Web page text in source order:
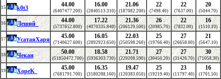
15 k0t3 44.00
(6407477.200)
16.00
(2840513.310)
21.06
(187082.200)
22
(7498.40)
22
(7637.00)
20
(5044.70)
16 Леший_ 44.00
(5737652.800)
17.22
(4070335.840)
21.36
(206129.500)
26
(20985.70)
22
(7832.00)
16
(1510.10)
17 УсатаяХаря 45.00
(7140627.600)
16.05
(2892923.650)
22.03
(250598.260)
25
(19766.40)
27
(26658.00)
21
(5647.10)
18 Чекан 50.00
(51850472.700)
18.58
(5936303.730)
21.71
(229208.590)
27
(30450.20)
27
(31426.70)
30
(71058.30)
19 XopeK_ 45.00
(7681791.700)
16.35
(3180288.160)
19.47
(120383.050)
25
(19219.40)
23
(11797.40)
16
(1701.50)